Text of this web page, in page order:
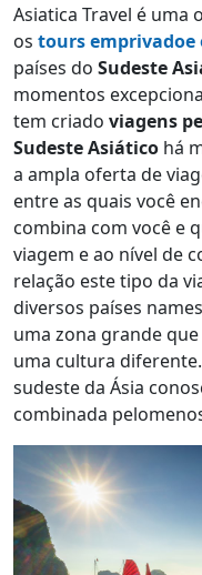
Asiatica Travel é
os tours emprivadoe
países do Sudeste
momentos
tem criado viagens
Sudeste Asiático há
a ampla oferta de
entre as quais você
combina com você e
viagem e ao nível de
relação este tipo da
diversos países
uma zona grande
uma cultura
sudeste da Ásia
combinada